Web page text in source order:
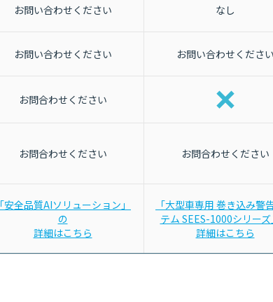
お問い合わせください なし
お問い合わせください お問い合わせください
お問合わせください
お問合わせください お問合わせください
「安全品質AIソリューション」
の
詳細はこちら
「大型車専用 巻き込み警
テム SEES-1000シリー
詳細はこちら